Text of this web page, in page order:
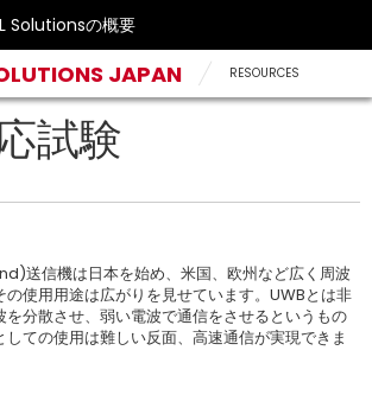
Solutionsの概要
JAPAN RESOURCES
試験
送信機は日本を始め、米国、欧州など広く周波
使用用途は広がりを見せています。UWBとは非
分散させ、弱い電波で通信をさせるというもの
ての使用は難しい反面、高速通信が実現できま